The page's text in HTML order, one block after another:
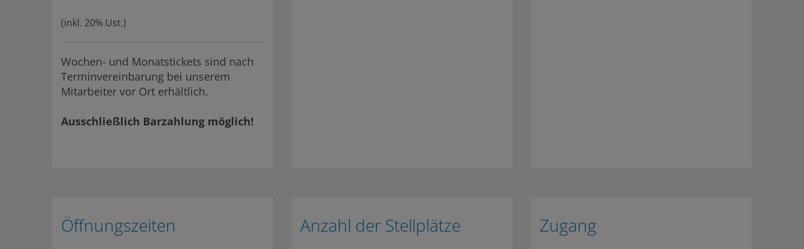
(inkl. 20% Ust.)
Wochen- und Monatstickets sind nach
Terminvereinbarung bei unserem
Mitarbeiter vor Ort erhältlich.
Ausschließlich Barzahlung möglich!
Öffnungszeiten Anzahl der Stellplätze Zugang